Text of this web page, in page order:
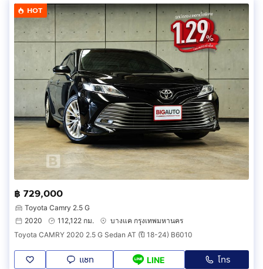
HOT
฿ 729,000
Toyota Camry 2.5 G
2020
112,122 กม.
บางแค กรุงเทพมหานคร
Toyota CAMRY 2020 2.5 G Sedan AT (ปี 18-24) B6010
แชท LINE โทร